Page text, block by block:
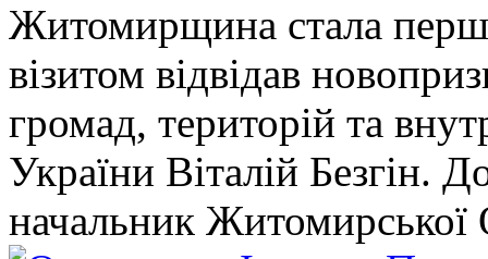
Житомирщина стала
візитом відвідав
громад, територій та
України Віталій Безгін.
начальник